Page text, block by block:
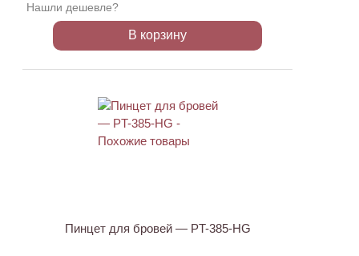
Нашли дешевле?
В корзину
Пинцет для бровей — PT-385-HG